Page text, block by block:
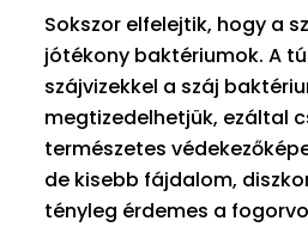
Sokszor elfelejtik, hogy a
jótékony baktériumok. A
szájvizekkel a száj
megtizedelhetjük, ezáltal
természetes
de kisebb fájdalom,
tényleg érdemes a